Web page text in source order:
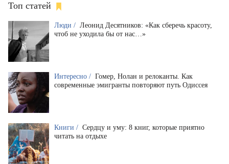
Топ статей
Люди / Леонид Десятников: «Как сберечь красоту,
чтоб не уходила бы от нас…»
Интересно / Гомер, Нолан и релоканты. Как
современные эмигранты повторяют путь Одиссея
Книги / Сердцу и уму: 8 книг, которые приятно
читать на отдыхе